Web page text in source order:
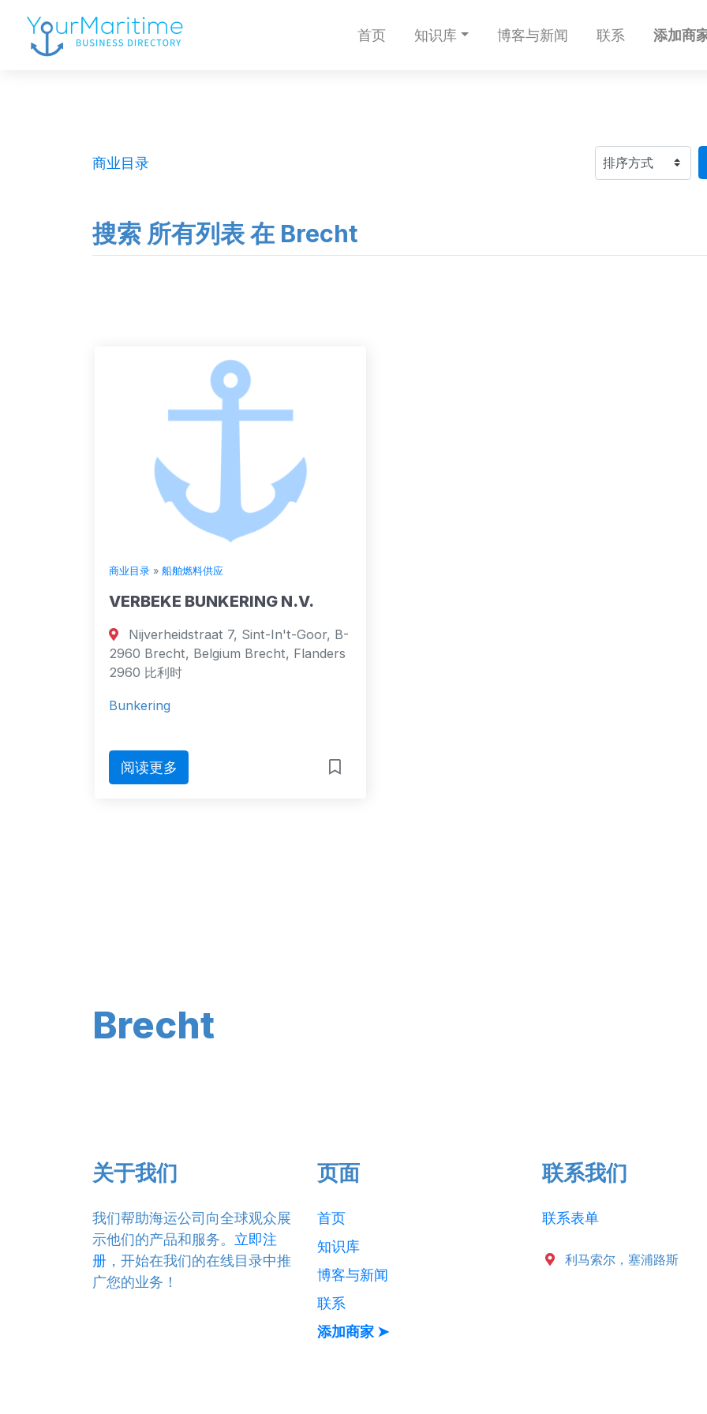
首页 知识库 博客与新闻 联系 添加商
商业目录
搜索 所有列表 在 Brecht
商业目录 » 船舶燃料供应
VERBEKE BUNKERING N.V.
Nijverheidstraat 7, Sint-In't-Goor, B-
2960 Brecht, Belgium Brecht, Flanders
2960 比利时
Bunkering
阅读更多
Brecht
关于我们
我们帮助海运公司向全球观众展
示他们的产品和服务。 立即注
册 ，开始在我们的在线目录中推
广您的业务！
页面
首页
知识库
博客与新闻
联系
添加商家 ➤
联系我们
联系表单
利马索尔，塞浦路斯